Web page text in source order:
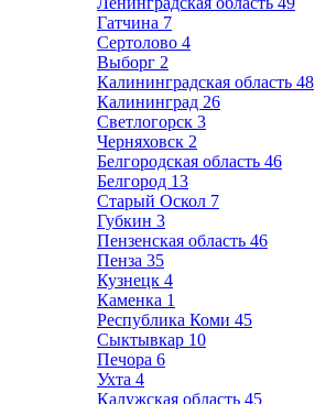
Гатчина 7
Сертолово 4
Выборг 2
Калининградская область 48
Калининград 26
Светлогорск 3
Черняховск 2
Белгородская область 46
Белгород 13
Старый Оскол 7
Губкин 3
Пензенская область 46
Пенза 35
Кузнецк 4
Каменка 1
Республика Коми 45
Сыктывкар 10
Печора 6
Ухта 4
Калужская область 45